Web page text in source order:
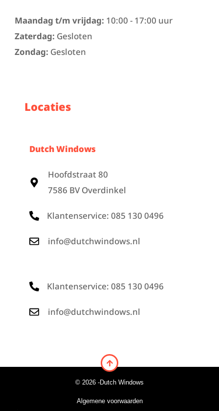
Maandag t/m vrijdag: 10:00 - 17:00 uur
Zaterdag: Gesloten
Zondag: Gesloten
Locaties
Dutch Windows
Hoofdstraat 80
7586 BV Overdinkel
Klantenservice: 085 130 0496
info@dutchwindows.nl
Klantenservice: 085 130 0496
info@dutchwindows.nl
© 2026 -Dutch Windows
Algemene voorwaarden